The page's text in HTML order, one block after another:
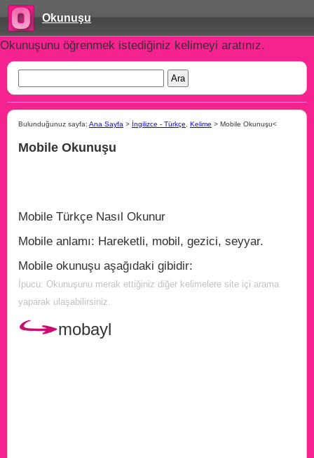
Okunuşu
Okunuşunu öğrenmek istediğiniz kelimeyi aratınız.
Bulunduğunuz sayfa: Ana Sayfa > İngilizce - Türkçe Kelime > Mobile Okunuşu<
Mobile Okunuşu
Mobile Türkçe Nasıl Okunur
Mobile anlamı: Hareketli, mobil, gezici, seyyar.
Mobile okunuşu aşağıdaki gibidir:
İpucu: Okunuşunu merak ettiğiniz diğer kelimelere site içi arama
yaparak ulaşabilirsiniz.
mobayl